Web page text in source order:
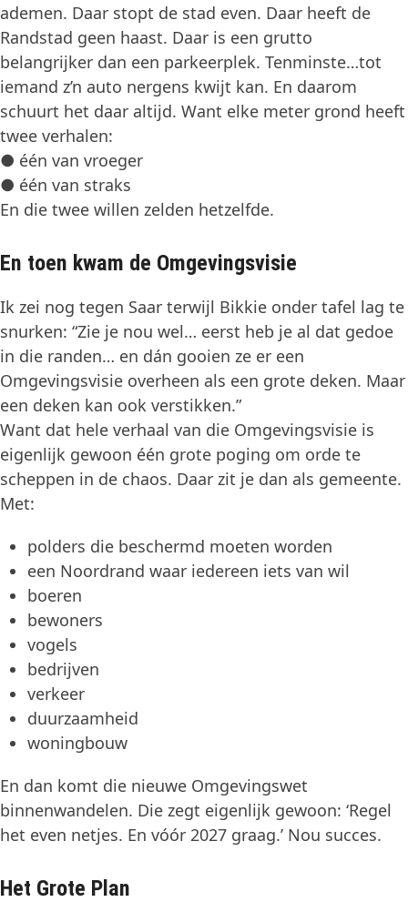
ademen. Daar stopt de stad even. Daar heeft de
Randstad geen haast. Daar is een grutto
belangrijker dan een parkeerplek. Tenminste…tot
iemand z’n auto nergens kwijt kan. En daarom
schuurt het daar altijd. Want elke meter grond heeft
twee verhalen:
● één van vroeger
● één van straks
En die twee willen zelden hetzelfde.
En toen kwam de Omgevingsvisie
Ik zei nog tegen Saar terwijl Bikkie onder tafel lag te
snurken: “Zie je nou wel… eerst heb je al dat gedoe
in die randen… en dán gooien ze er een
Omgevingsvisie overheen als een grote deken. Maar
een deken kan ook verstikken.”
Want dat hele verhaal van die Omgevingsvisie is
eigenlijk gewoon één grote poging om orde te
scheppen in de chaos. Daar zit je dan als gemeente.
Met:
polders die beschermd moeten worden
een Noordrand waar iedereen iets van wil
boeren
bewoners
vogels
bedrijven
verkeer
duurzaamheid
woningbouw
En dan komt die nieuwe Omgevingswet
binnenwandelen. Die zegt eigenlijk gewoon: ‘Regel
het even netjes. En vóór 2027 graag.’ Nou succes.
Het Grote Plan